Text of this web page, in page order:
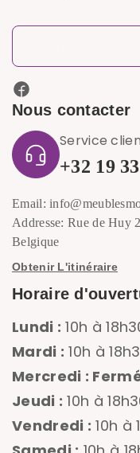
Nous contacter
Service
+32 19
Email:
Addresse: Rue de Huy
Belgique
Obtenir L'itinéraire
Horaire
Lundi : 10h à
Mardi : 10h à
Mercredi :
Jeudi : 10h à
Vendredi : 10h à